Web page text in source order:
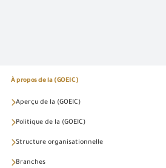
À propos de la (GOEIC)
Aperçu de la (GOEIC)
Politique de la (GOEIC)
Structure organisationnelle
Branches